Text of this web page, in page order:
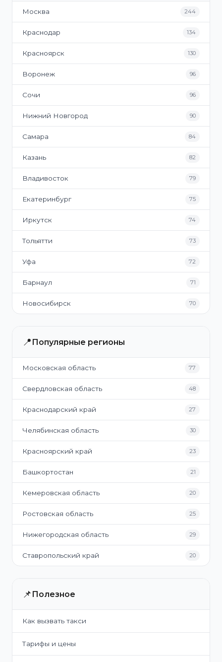
Москва 244
Краснодар 134
Красноярск 130
Воронеж 96
Сочи 96
Нижний Новгород 90
Самара 84
Казань 82
Владивосток 79
Екатеринбург 75
Иркутск 74
Тольятти 73
Уфа 72
Барнаул 71
Новосибирск 70
📍 Популярные регионы
Московская область 77
Свердловская область 48
Краснодарский край 27
Челябинская область 30
Красноярский край 23
Башкортостан 21
Кемеровская область 20
Ростовская область 25
Нижегородская область 29
Ставропольский край 20
📌 Полезное
Как вызвать такси
Тарифы и цены